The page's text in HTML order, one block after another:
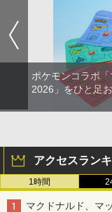
ポケモンコラボ
2026」をひと足
アクセスラン
1時間
マクドナルド、マ